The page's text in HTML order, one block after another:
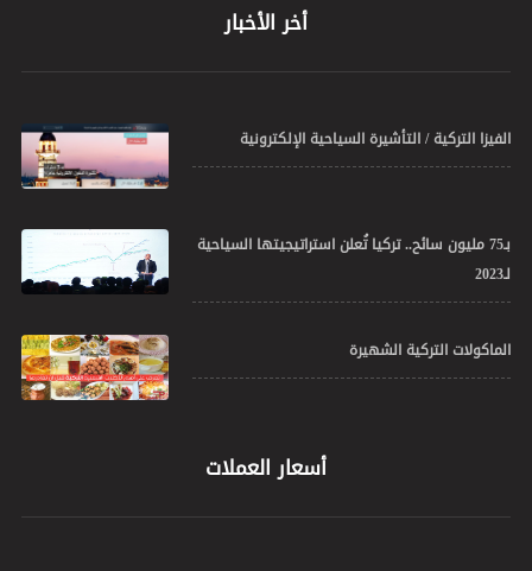
أخر الأخبار
الفيزا التركية / التأشيرة السياحية الإلكترونية
بـ75 مليون سائح.. تركيا تُعلن استراتيجيتها السياحية
لـ2023
الماكولات التركية الشهيرة
أسعار العملات